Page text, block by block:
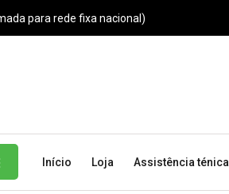
para rede fixa nacional)
Início Loja Assistência ténica